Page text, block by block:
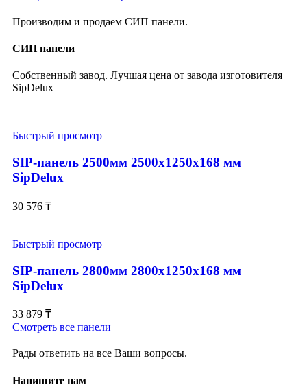
Производим и продаем СИП панели.
СИП панели
Собственный завод. Лучшая цена от завода изготовителя
SipDelux
Быстрый просмотр
SIP-панель 2500мм 2500x1250x168 мм
SipDelux
30 576 ₸
Быстрый просмотр
SIP-панель 2800мм 2800x1250x168 мм
SipDelux
33 879 ₸
Смотреть все панели
Рады ответить на все Ваши вопросы.
Напишите нам